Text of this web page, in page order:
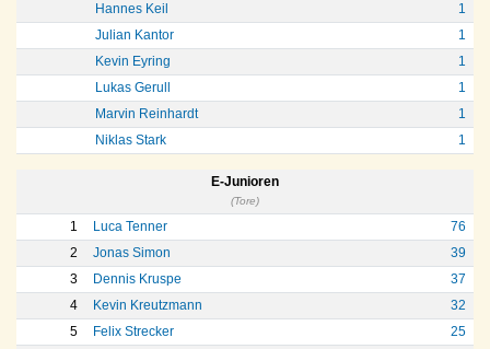
Hannes Keil
1
Julian Kantor
1
Kevin Eyring
1
Lukas Gerull
1
Marvin Reinhardt
1
Niklas Stark
1
E-Junioren
(Tore)
1 Luca Tenner
76
2
Jonas Simon
39
3
Dennis Kruspe
37
4
Kevin Kreutzmann
32
5
Felix Strecker
25